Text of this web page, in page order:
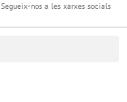
Segueix-nos a les xarxes socials